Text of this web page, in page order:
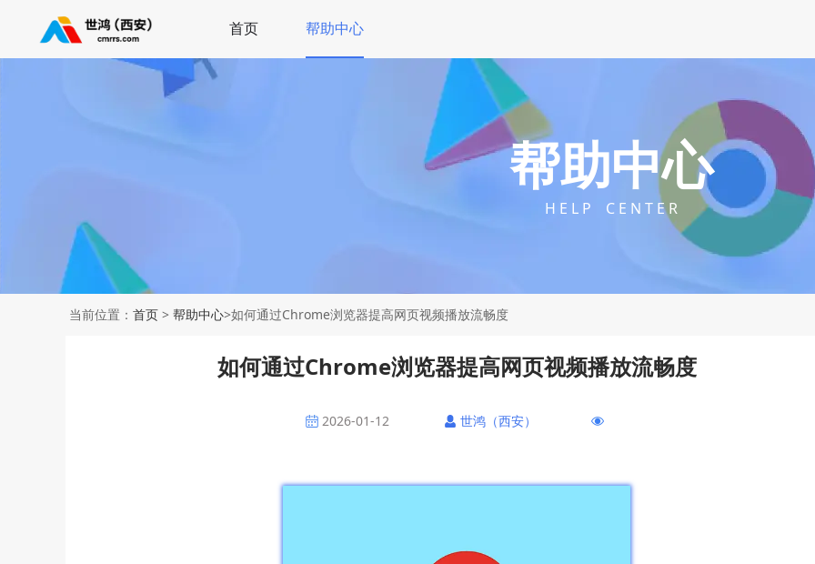
首页 帮助中心
帮助中心
H E L P C E N T E R
当前位置： 首页 > 帮助中心>如何通过Chrome浏览器提高网页视频播放流畅度
如何通过Chrome浏览器提高网页视频播放流畅度
2026-01-12 世鸿（西安）